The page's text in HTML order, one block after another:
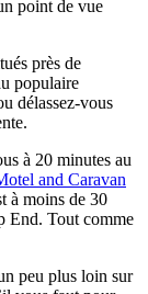
point de vue
près de
populaire
délassez-vous
à 20 minutes au
and Caravan
à moins de 30
End. Tout comme
peu plus loin sur